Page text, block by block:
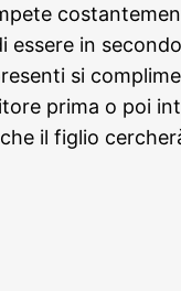
in
si
prima o poi
il figlio